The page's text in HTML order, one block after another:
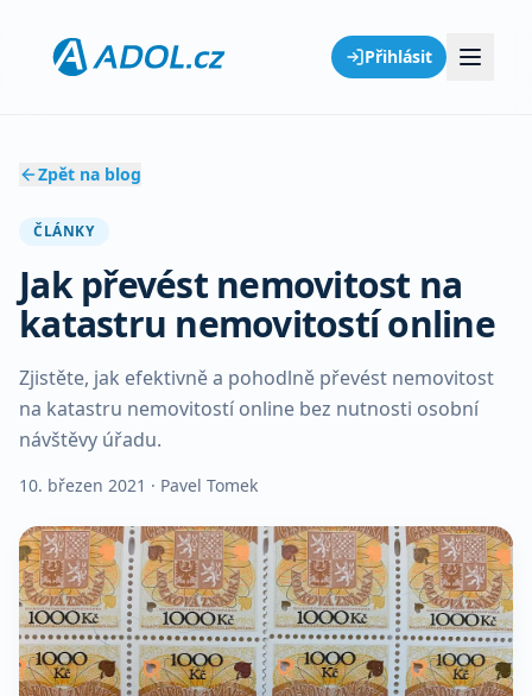
Přihlásit
Zpět na blog
ČLÁNKY
Jak převést nemovitost na
katastru nemovitostí online
Zjistěte, jak efektivně a pohodlně převést nemovitost
na katastru nemovitostí online bez nutnosti osobní
návštěvy úřadu.
10. březen 2021 · Pavel Tomek